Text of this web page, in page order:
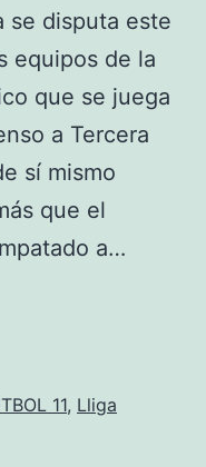
se disputa este
equipos de la
que se juega
a Tercera
sí mismo
que el
a…
11, Lliga